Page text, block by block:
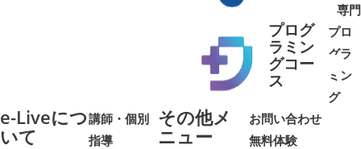
専門
プログ
ラミン
グコー
ス
プロ
グラ
ミン
グ
➜➜
e-Liveにつ
いて
講師・個別
指導
その他メ
ニュー
お問い合わせ
無料体験